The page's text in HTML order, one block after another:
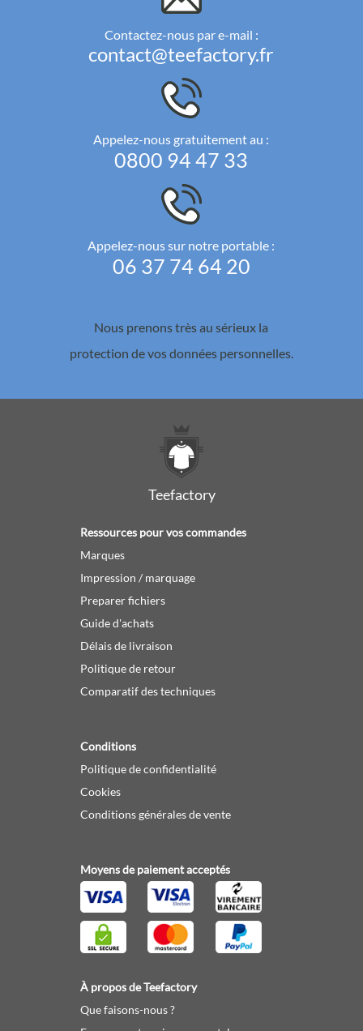
Contactez-nous par e-mail :
contact@teefactory.fr
Appelez-nous gratuitement au :
0800 94 47 33
Appelez-nous sur notre portable :
06 37 74 64 20
Nous prenons très au sérieux la
protection de vos données personnelles.
Teefactory
Ressources pour vos commandes
Marques
Impression / marquage
Preparer fichiers
Guide d'achats
Délais de livraison
Politique de retour
Comparatif des techniques
Conditions
Politique de confidentialité
Cookies
Conditions générales de vente
Moyens de paiement acceptés
À propos de Teefactory
Que faisons-nous ?